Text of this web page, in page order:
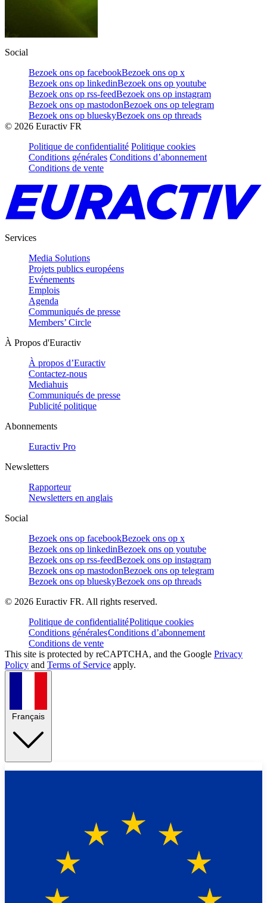
Social
Bezoek ons op facebookBezoek ons op x
Bezoek ons op linkedinBezoek ons op youtube
Bezoek ons op rss-feedBezoek ons op instagram
Bezoek ons op mastodonBezoek ons op telegram
Bezoek ons op blueskyBezoek ons op threads
© 2026 Euractiv FR
Politique de confidentialité Politique cookies
Conditions générales Conditions d’abonnement
Conditions de vente
Services
Media Solutions
Projets publics européens
Evénements
Emplois
Agenda
Communiqués de presse
Members’ Circle
À Propos d'Euractiv
À propos d’Euractiv
Contactez-nous
Mediahuis
Communiqués de presse
Publicité politique
Abonnements
Euractiv Pro
Newsletters
Rapporteur
Newsletters en anglais
Social
Bezoek ons op facebookBezoek ons op x
Bezoek ons op linkedinBezoek ons op youtube
Bezoek ons op rss-feedBezoek ons op instagram
Bezoek ons op mastodonBezoek ons op telegram
Bezoek ons op blueskyBezoek ons op threads
© 2026 Euractiv FR. All rights reserved.
Politique de confidentialitéPolitique cookies
Conditions généralesConditions d’abonnement
Conditions de vente
This site is protected by reCAPTCHA, and the Google Privacy
Policy and Terms of Service apply.
Français